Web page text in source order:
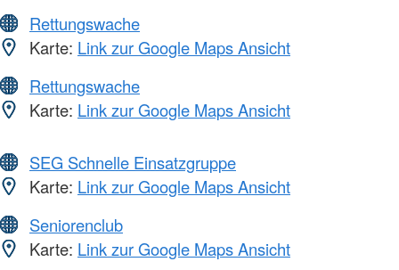
Rettungswache
Karte: Link zur Google Maps Ansicht
Rettungswache
Karte: Link zur Google Maps Ansicht
SEG Schnelle Einsatzgruppe
Karte: Link zur Google Maps Ansicht
Seniorenclub
Karte: Link zur Google Maps Ansicht